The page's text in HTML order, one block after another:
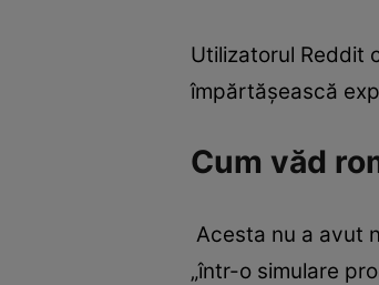
Utilizatorul Reddit
împărtășească
Cum văd
Acesta nu a avut
„într-o simulare